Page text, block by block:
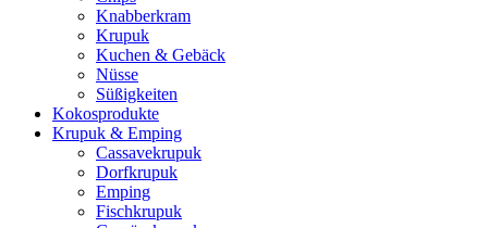
Knabberkram
Krupuk
Kuchen & Gebäck
Nüsse
Süßigkeiten
Kokosprodukte
Krupuk & Emping
Cassavekrupuk
Dorfkrupuk
Emping
Fischkrupuk